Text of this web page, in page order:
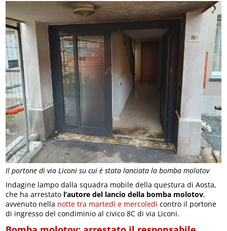
Il portone di via Liconi su cui è stata lanciata la bomba molotov
Indagine lampo dalla squadra mobile della questura di Aosta,
che ha arrestato l’autore del lancio della bomba molotov,
avvenuto nella notte tra martedì e mercoledì contro il portone
di ingresso del condiminio al civico 8C di via Liconi.